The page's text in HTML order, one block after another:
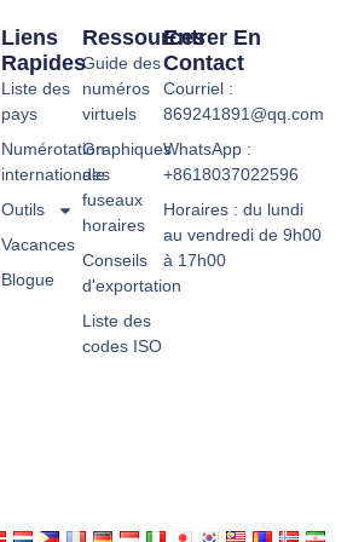
Ressources
Guide des
numéros
virtuels
Graphiques
des
fuseaux
horaires
Conseils
d'exportation
Liste des
codes ISO
Liens
Rapides
Liste des
pays
Numérotation
internationale
Outils
Vacances
Blogue
Entrer En
Contact
Courriel :
869241891@qq.com
WhatsApp :
+8618037022596
Horaires : du lundi
au vendredi de 9h00
à 17h00